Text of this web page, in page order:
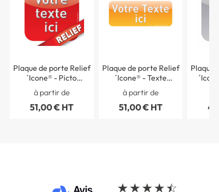
Plaque de porte Relief
´Icone® - Picto
personnalisé
à partir de
51,00 € HT
Plaque de porte Relief
´Icone® - Texte
Personnalisé - H 80 x
L 200 mm
à partir de
51,00 € HT
Plaque